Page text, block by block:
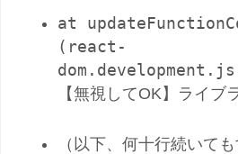
at
(react-
【無視してOK】ライブ
（以下、何十行続いて